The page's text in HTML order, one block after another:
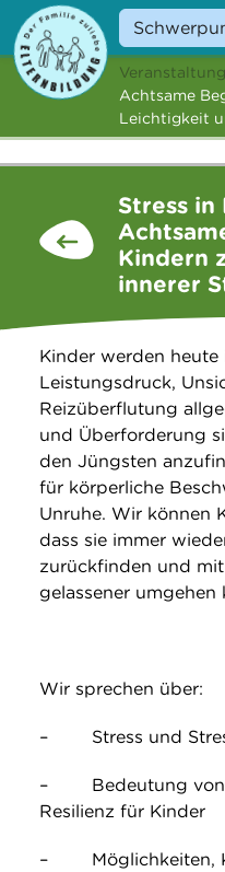
Angebote
Veranstaltungen
Service
Achtsame
Leichtigkeit
Stress in
Kindern
innerer
Kinder werden
Leistungsdruck,
Reizüberflutung
und Überforderung
den Jüngsten
für körperliche
Unruhe. Wir können
dass sie immer
zurückfinden und
gelassener umgehen
Wir sprechen über:
– Stress und
– Bedeutung von
Resilienz für Kinder
– Möglichkeiten,